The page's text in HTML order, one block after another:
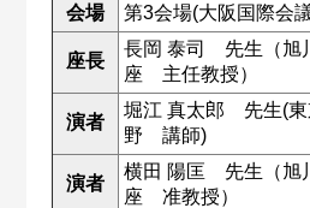
会場
第3会場(大阪国際会
座長
長岡 泰司 先生（旭
座 主任教授）
演者
堀江 真太郎 先生(東
野 講師)
演者
横田 陽匡 先生（旭
座 准教授）